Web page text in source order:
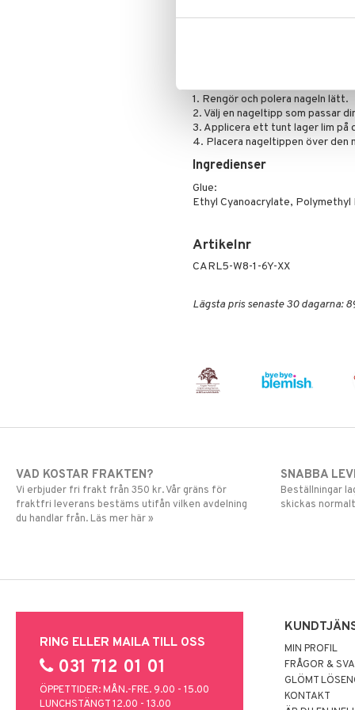
1. Rengör och polera nageln lätt.
2. Välj en nageltipp som passar
3. Applicera ett tunt lager lim på
4. Placera nageltippen över den
Ingredienser
Glue:
Ethyl Cyanoacrylate,
Artikelnr
CARL5-W8-1-6Y-XX
Lägsta pris senaste 30 dagarna:
VAD KOSTAR FRAKTEN?
Vi erbjuder fri frakt från 350 kr. Vår gräns för
fraktfri leverans bestäms utifån vilken avdelning
du handlar från. Läs mer här »
SNABBA
Beställningar
skickas
RING ELLER MAILA TILL OSS
031 712 01 01
ÖPPETTIDER: MÅN.-FRE. 9.00 - 15.00
LUNCHSTÄNGT 12.00 - 13.00
MIN PROFIL
FRÅGOR &
GLÖMT
KONTAKT